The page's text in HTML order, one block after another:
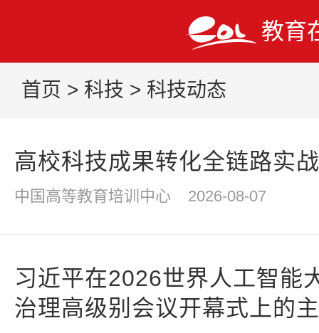
教育
首页 > 科技 > 科技动态
高校科技成果转化全链路实
中国高等教育培训中心 2026-08-07
习近平在2026世界人工智能
治理高级别会议开幕式上的